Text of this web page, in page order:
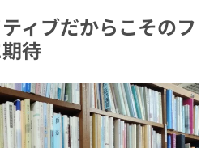
ィブだからこそのフ
待